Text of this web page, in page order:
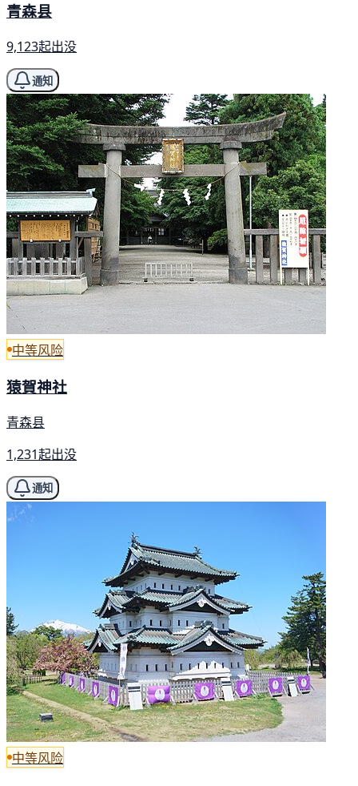
青森县
9,123起出没
通知
中等风险
猿賀神社
青森县
1,231起出没
通知
中等风险